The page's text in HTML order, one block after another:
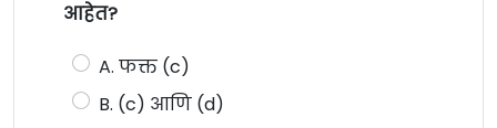
आहेत?
A. फक्त (c)
B. (c) आणि (d)